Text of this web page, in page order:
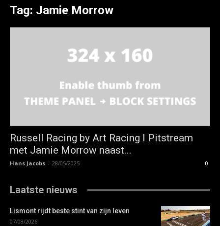
Tag: Jamie Morrow
Russell Racing by Art Racing I Pitstream
met Jamie Morrow naast...
Hans Jacobs - 28/05/2025 0
Laatste nieuws
Lismont rijdt beste stint van zijn leven
07/08/2026